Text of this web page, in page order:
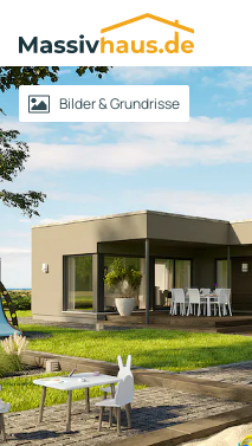
Massivhaus
Logo
AnmeldenBilder & Grundrisse